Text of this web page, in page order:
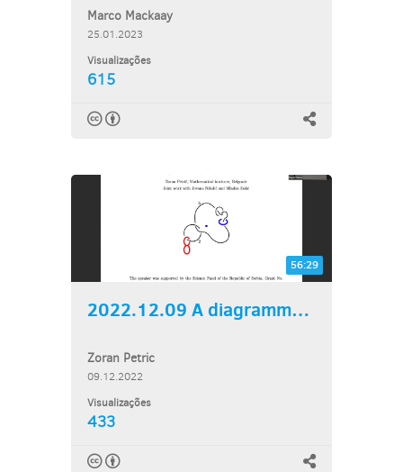
Marco Mackaay
25.01.2023
Visualizações
615
56:29
2022.12.09 A diagrammatic...
Zoran Petric
09.12.2022
Visualizações
433